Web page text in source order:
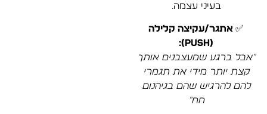
בעיני עצמה.
✅אתגר/עקיצה קלילה
(Push):
"אבל ברגע שמעצבנים אותך
קצת יותר מידי את תגמרי
להם להרגיש שהם בגיהנום
חח"